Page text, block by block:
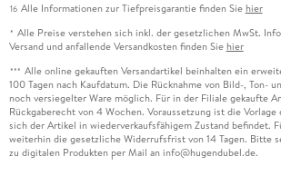
16 Alle Informationen zur Tiefpreisgarantie finden Sie hier
* Alle Preise verstehen sich inkl. der gesetzlichen MwSt.
Versand und anfallende Versandkosten finden Sie hier
*** Alle online gekauften Versandartikel beinhalten ein
100 Tagen nach Kaufdatum. Die Rücknahme von Bild-, Ton-
noch versiegelter Ware möglich. Für in der Filiale gekaufte
Rückgaberecht von 4 Wochen. Voraussetzung ist die Vorlage
sich der Artikel in wiederverkaufsfähigem Zustand befindet.
weiterhin die gesetzliche Widerrufsfrist von 14 Tagen. Bitte
zu digitalen Produkten per Mail an info@hugendubel.de.